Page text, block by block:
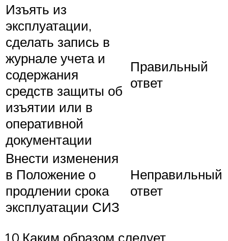
Изъять из
эксплуатации,
сделать запись в
журнале учета и
содержания
средств защиты об
изъятии или в
оперативной
документации
Правильный
ответ
Внести изменения
в Положение о
продлении срока
эксплуатации СИЗ
Неправильный
ответ
10.Каким образом следует